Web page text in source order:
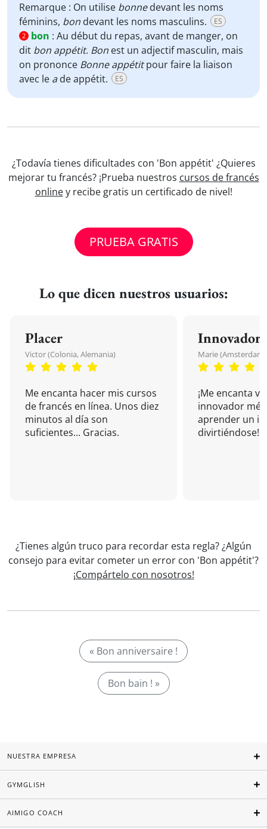
Remarque : On utilise bonnedevant les noms
féminins, bon devant les noms masculins. ES
2 bon : Au début du repas, avant de manger, on
dit bon appétit. Bon est un adjectif masculin, mais
on prononce Bonne appétitpour faire la liaison
avec le ade appétit. ES
¿Todavía tienes dificultades con 'Bon appétit' ¿Quieres
mejorar tu francés? ¡Prueba nuestros cursos de francés
onliney recibe gratis un certificado de nivel!
PRUEBA GRATIS
Lo que dicen nuestros usuarios:
Placer
Victor (Colonia, Alemania)
Me encanta hacer mis cursos
de francés en línea. Unos diez
minutos al día son
suficientes... Gracias.
Innovador
Marie (Amsterdam,
¡Me encanta
innovador
aprender un
divirtiéndose!
¿Tienes algún truco para recordar esta regla? ¿Algún
consejo para evitar cometer un error con 'Bon appétit'?
¡Compártelo con nosotros!
« Bon anniversaire !
Bon bain ! »
NUESTRA EMPRESA
GYMGLISH
AIMIGO COACH